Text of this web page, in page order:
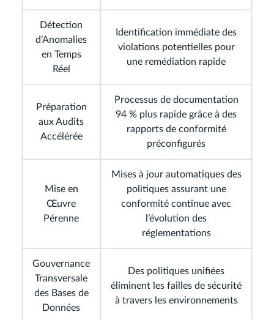
Détection
d’Anomalies
en Temps
Réel
Identification immédiate des
violations potentielles pour
une remédiation rapide
Préparation
aux Audits
Accélérée
Processus de documentation
94 % plus rapide grâce à des
rapports de conformité
préconfigurés
Mise en
Œuvre
Pérenne
Mises à jour automatiques des
politiques assurant une
conformité continue avec
l’évolution des
réglementations
Gouvernance
Transversale
des Bases de
Données
Des politiques unifiées
éliminent les failles de sécurité
à travers les environnements